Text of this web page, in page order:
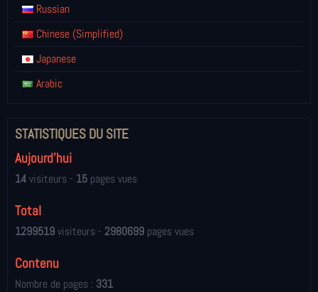
Russian
Chinese (Simplified)
Japanese
Arabic
STATISTIQUES DU SITE
Aujourd'hui
14visiteurs - 15 pages vues
Total
1299519visiteurs - 2980699 pages vues
Contenu
Nombre de pages : 331